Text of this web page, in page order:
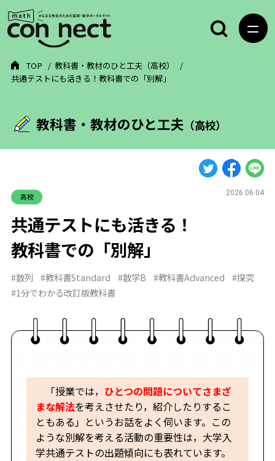
教科書・教材のひと工夫 （高校）
TOP
教科書・教材のひと工夫（高校）
共通テストにも活きる！教科書での「別解」
高校 2026.06.04
共通テストにも活きる！
教科書での「別解」
#数列 #教科書Standard #数学B #教科書Advanced
#探究
#1分でわかる改訂版教科書
「授業では， ひとつの問題についてさまざ
まな解法を考えさせたり，紹介したりするこ
ともある」というお話をよく伺います。この
ような別解を考える活動の重要性は，大学入
学共通テストの出題傾向にも表れています。